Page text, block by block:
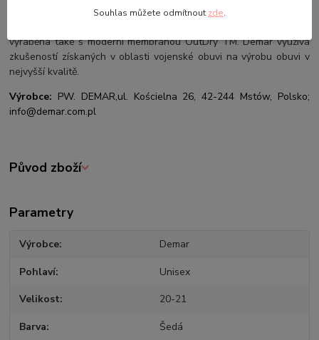
Většina obuvi je vyrobena s přímým vstřikováním technologií
vyráběna také s moderní membránou OutDry TM. Demar využívá
zkušeností získaných v oblasti vojenské obuvi na výrobu obuvi v
nejvyšší kvalitě.
Výrobce: PW. DEMAR,ul. Kościelna 26, 42-244 Mstów, Polsko;
info@demar.com.pl
Původ zboží
Parametry
Výrobce Demar
Pohlaví Unisex
Velikost 20-21
Barva Šedá
Souhlas můžete odmítnout zde.